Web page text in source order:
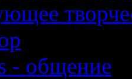
- общение